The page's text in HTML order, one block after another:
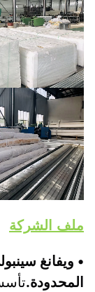
ملف الشركة
المحدودة.